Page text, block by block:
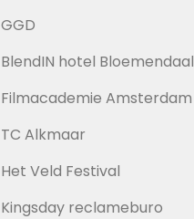
GGD
BlendIN hotel Bloemendaal
Filmacademie Amsterdam
TC Alkmaar
Het Veld Festival
Kingsday reclameburo